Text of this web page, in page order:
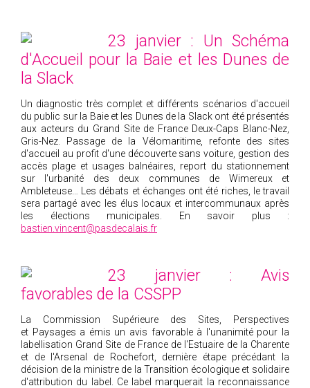
23 janvier : Un Schéma
d'Accueil pour la Baie et les Dunes de
la Slack
Un diagnostic très complet et différents scénarios d'accueil
du public sur la Baie et les Dunes de la Slack ont été présentés
aux acteurs du Grand Site de France Deux-Caps Blanc-Nez,
Gris-Nez. Passage de la Vélomaritime, refonte des sites
d'accueil au profit d'une découverte sans voiture, gestion des
accès plage et usages balnéaires, report du stationnement
sur l'urbanité des deux communes de Wimereux et
Ambleteuse… Les débats et échanges ont été riches, le travail
sera partagé avec les élus locaux et intercommunaux après
les élections municipales. En savoir plus :
bastien.vincent@pasdecalais.fr
23 janvier : Avis
favorables de la CSSPP
La Commission Supérieure des Sites, Perspectives
et Paysages a émis un avis favorable à l'unanimité pour la
labellisation Grand Site de France de l'Estuaire de la Charente
et de l'Arsenal de Rochefort, dernière étape précédant la
décision de la ministre de la Transition écologique et solidaire
d'attribution du label. Ce label marquerait la reconnaissance